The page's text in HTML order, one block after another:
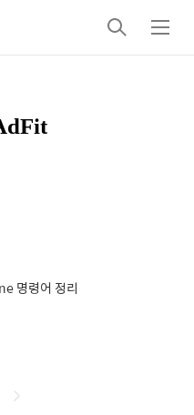
검
색
메
뉴
명령어 정리